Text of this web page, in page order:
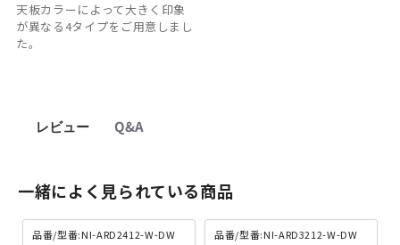
天板カラーによって大きく印象
が異なる4タイプをご用意しまし
た。
レビュー Q&A
一緒によく見られている商品
品番/型番:NI-ARD2412-W-DW 品番/型番:NI-ARD3212-W-DW